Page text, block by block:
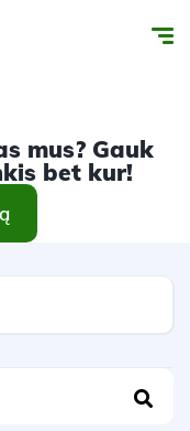
mus? Gauk
bet kur!